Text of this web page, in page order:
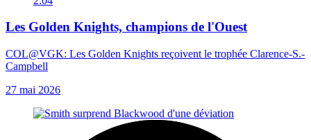
Les Golden Knights, champions de l'Ouest
COL@VGK: Les Golden Knights reçoivent le trophée Clarence-S.-
Campbell
27 mai 2026